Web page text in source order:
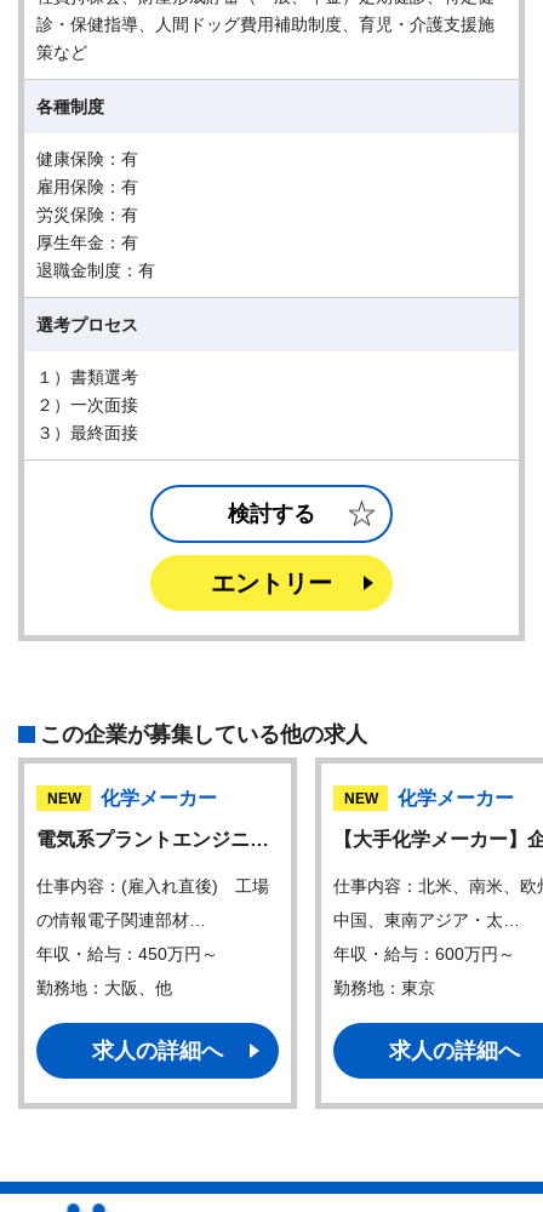
診・保健指導、人間ドッグ費用補助制度、育児・介護支援施
策など
各種制度
健康保険：有
雇用保険：有
労災保険：有
厚生年金：有
退職金制度：有
選考プロセス
１）書類選考
２）一次面接
３）最終面接
検討する
エントリー
この企業が募集している他の求人
NEW
化学メーカー
電気系プラントエンジニ…
仕事内容：(雇入れ直後) 工場
の情報電子関連部材…
年収・給与：450万円～
勤務地：大阪、他
求人の詳細へ
NEW
化学メーカー
【大手化学メーカー】
仕事内容：北米、南米、欧
中国、東南アジア・太…
年収・給与：600万円～
勤務地：東京
求人の詳細へ